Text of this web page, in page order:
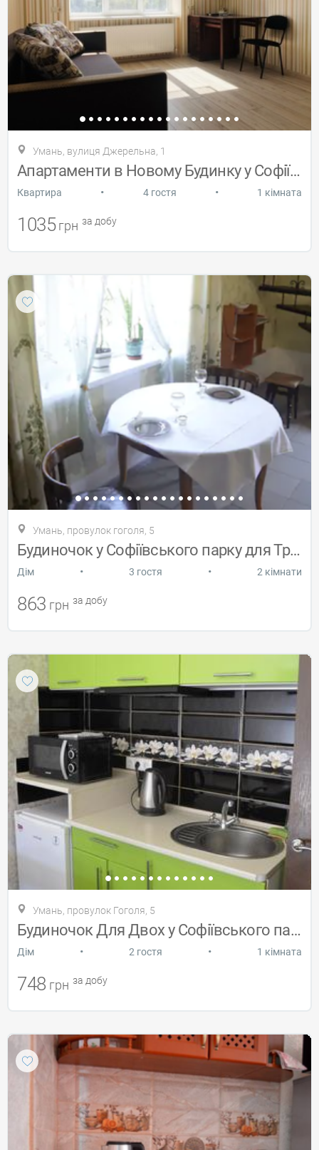
Умань, вулиця Джерельна, 1
Апартаменти в Новому Будинку у Софіївки
Квартира • 4 гостя • 1 кімната
1035 грн за добу
Умань, провулок гоголя, 5
Будиночок у Софіївського парку для Трьох
Дiм • 3 гостя • 2 кімнати
863 грн за добу
Умань, провулок Гоголя, 5
Будиночок Для Двох у Софіївського парку
Дiм • 2 гостя • 1 кімната
748 грн за добу